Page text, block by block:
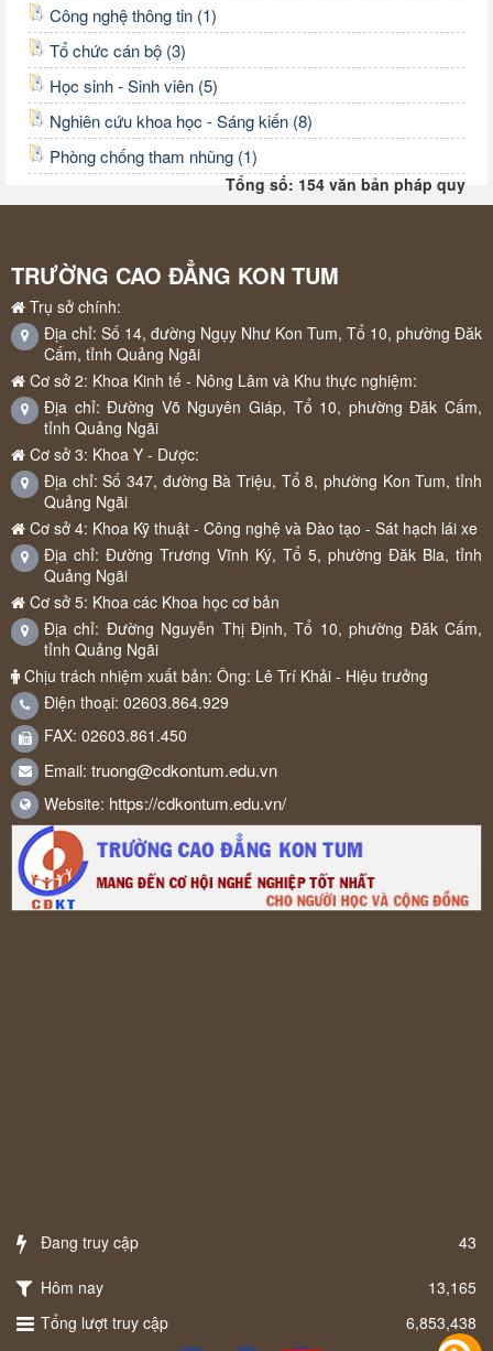
Công nghệ thông tin (1)
Tổ chức cán bộ (3)
Học sinh - Sinh viên (5)
Nghiên cứu khoa học - Sáng kiến (8)
Phòng chống tham nhũng (1)
Tổng số: 154 văn bản pháp quy
TRƯỜNG CAO ĐẲNG KON TUM
Trụ sở chính:
Địa chỉ: Số 14, đường Ngụy Như Kon Tum, Tổ 10, phường Đăk
Cấm, tỉnh Quảng Ngãi
Cơ sở 2: Khoa Kinh tế - Nông Lâm và Khu thực nghiệm:
Địa chỉ: Đường Võ Nguyên Giáp, Tổ 10, phường Đăk Cấm,
tỉnh Quảng Ngãi
Cơ sở 3: Khoa Y - Dược:
Địa chỉ: Số 347, đường Bà Triệu, Tổ 8, phường Kon Tum, tỉnh
Quảng Ngãi
Cơ sở 4: Khoa Kỹ thuật - Công nghệ và Đào tạo - Sát hạch lái xe
Địa chỉ: Đường Trương Vĩnh Ký, Tổ 5, phường Đăk Bla, tỉnh
Quảng Ngãi
Cơ sở 5: Khoa các Khoa học cơ bản
Địa chỉ: Đường Nguyễn Thị Định, Tổ 10, phường Đăk Cấm,
tỉnh Quảng Ngãi
Chịu trách nhiệm xuất bản: Ông: Lê Trí Khải - Hiệu trưởng
Điện thoại: 02603.864.929
FAX: 02603.861.450
Email: truong@cdkontum.edu.vn
Website: https://cdkontum.edu.vn/
Đang truy cập 43
Hôm nay
13,165
Tổng lượt truy cập
6,853,438